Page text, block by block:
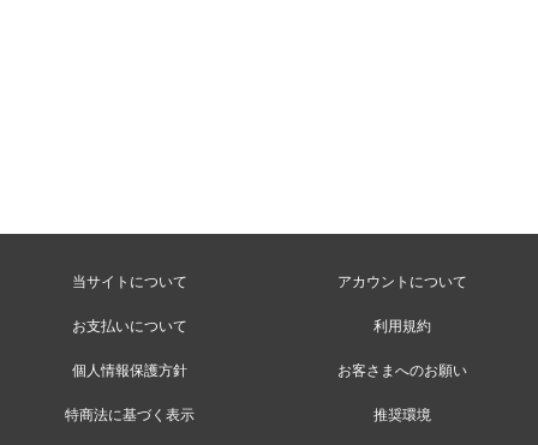
当サイトについて アカウントについて
お支払いについて 利用規約
個人情報保護方針 お客さまへのお願い
特商法に基づく表示 推奨環境